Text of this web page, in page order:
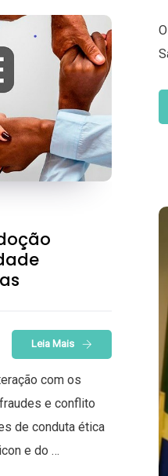
Leia Mais
com os
e conflito
de conduta ética
e do …